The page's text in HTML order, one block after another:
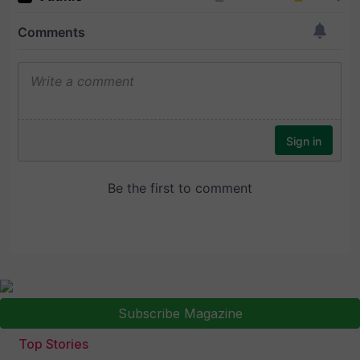
Subscribe Magazine
Top Stories